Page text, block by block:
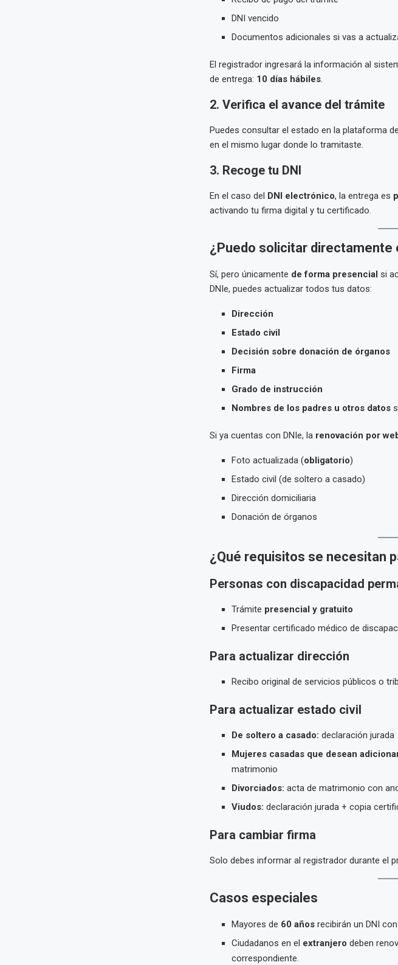
DNI vencido
Documentos adicionales si vas a
El registrador ingresará la información al
de entrega: 10 días hábiles.
2. Verifica el avance del trámite
Puedes consultar el estado en la plataforma
en el mismo lugar donde lo tramitaste.
3. Recoge tu DNI
En el caso del DNI electrónico, la entrega es
activando tu firma digital y tu certificado.
¿Puedo solicitar directamente
Sí, pero únicamente de forma presencial si
DNIe, puedes actualizar todos tus datos:
Dirección
Estado civil
Decisión sobre donación de órganos
Firma
Grado de instrucción
Nombres de los padres u otros datos
Si ya cuentas con DNIe, la renovación por
Foto actualizada (obligatorio)
Estado civil (de soltero a casado)
Dirección domiciliaria
Donación de órganos
¿Qué requisitos se necesitan
Personas con discapacidad
Trámite presencial y gratuito
Presentar certificado médico de
Para actualizar dirección
Recibo original de servicios públicos o
Para actualizar estado civil
De soltero a casado: declaración jurada
Mujeres casadas que desean
matrimonio
Divorciados: acta de matrimonio con
Viudos: declaración jurada + copia
Para cambiar firma
Solo debes informar al registrador durante el
Casos especiales
Mayores de 60 añosrecibirán un DNI
Ciudadanos en el extranjero deben
correspondiente.